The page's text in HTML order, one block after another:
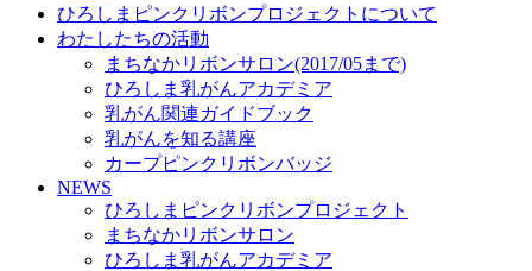
ひろしまピンクリボンプロジェクトについて
わたしたちの活動
まちなかリボンサロン(2017/05まで)
ひろしま乳がんアカデミア
乳がん関連ガイドブック
乳がんを知る講座
カープピンクリボンバッジ
NEWS
ひろしまピンクリボンプロジェクト
まちなかリボンサロン
ひろしま乳がんアカデミア